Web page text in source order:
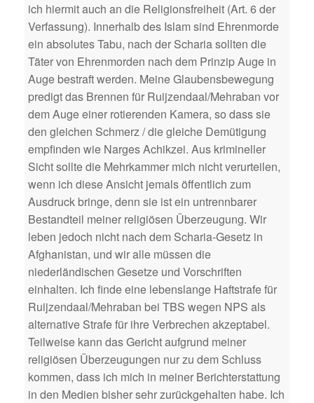
ich hiermit auch an die Religionsfreiheit (Art. 6 der
Verfassung). Innerhalb des Islam sind Ehrenmorde
ein absolutes Tabu, nach der Scharia sollten die
Täter von Ehrenmorden nach dem Prinzip Auge in
Auge bestraft werden. Meine Glaubensbewegung
predigt das Brennen für Ruijzendaal/Mehraban vor
dem Auge einer rotierenden Kamera, so dass sie
den gleichen Schmerz / die gleiche Demütigung
empfinden wie Narges Achikzei. Aus krimineller
Sicht sollte die Mehrkammer mich nicht verurteilen,
wenn ich diese Ansicht jemals öffentlich zum
Ausdruck bringe, denn sie ist ein untrennbarer
Bestandteil meiner religiösen Überzeugung. Wir
leben jedoch nicht nach dem Scharia-Gesetz in
Afghanistan, und wir alle müssen die
niederländischen Gesetze und Vorschriften
einhalten. Ich finde eine lebenslange Haftstrafe für
Ruijzendaal/Mehraban bei TBS wegen NPS als
alternative Strafe für ihre Verbrechen akzeptabel.
Teilweise kann das Gericht aufgrund meiner
religiösen Überzeugungen nur zu dem Schluss
kommen, dass ich mich in meiner Berichterstattung
in den Medien bisher sehr zurückgehalten habe. Ich